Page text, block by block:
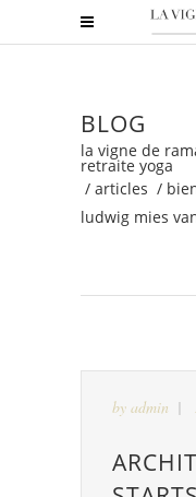
BLOG
la vigne de
retraite yoga
/ articles /
ludwig mies
by admin